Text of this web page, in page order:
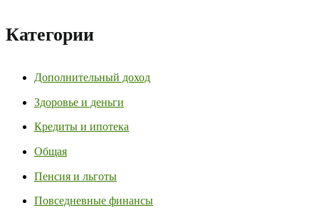
Категории
Дополнительный доход
Здоровье и деньги
Кредиты и ипотека
Общая
Пенсия и льготы
Повседневные финансы